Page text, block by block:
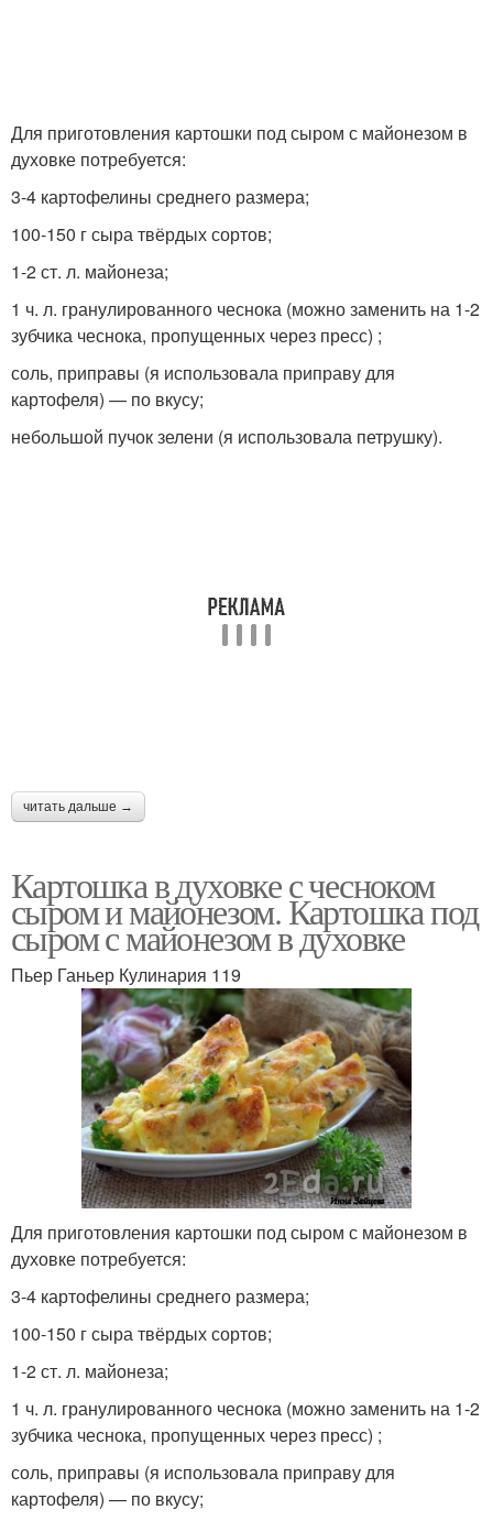
Для приготовления картошки под сыром с майонезом в
духовке потребуется:
3-4 картофелины среднего размера;
100-150 г сыра твёрдых сортов;
1-2 ст. л. майонеза;
1 ч. л. гранулированного чеснока (можно заменить на 1-2
зубчика чеснока, пропущенных через пресс) ;
соль, приправы (я использовала приправу для
картофеля) — по вкусу;
небольшой пучок зелени (я использовала петрушку).
читать дальше →
Картошка в духовке с чесноком
сыром и майонезом. Картошка под
сыром с майонезом в духовке
Пьер Ганьер Кулинария 119
Для приготовления картошки под сыром с майонезом в
духовке потребуется:
3-4 картофелины среднего размера;
100-150 г сыра твёрдых сортов;
1-2 ст. л. майонеза;
1 ч. л. гранулированного чеснока (можно заменить на 1-2
зубчика чеснока, пропущенных через пресс) ;
соль, приправы (я использовала приправу для
картофеля) — по вкусу;